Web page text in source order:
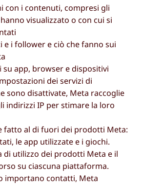
con i contenuti, compresi gli
visualizzato o con cui si
e i follower e ciò che fanno sui
app, browser e dispositivi
dei servizi di
sono disattivate, Meta raccoglie
indirizzi IP per stimare la loro
fatto al di fuori dei prodotti Meta:
le app utilizzate e i giochi.
di utilizzo dei prodotti Meta e il
su ciascuna piattaforma.
importano contatti, Meta